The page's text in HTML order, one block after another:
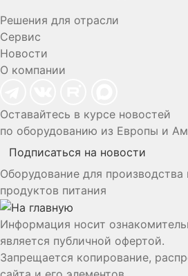
Решения для отрасли
Сервис
Новости
О компании
Оставайтесь в курсе новостей
по оборудованию из Европы и
Подписаться на новости
Оборудование для производства
продуктов питания
Информация носит
является публичной офертой.
Запрещается копирование,